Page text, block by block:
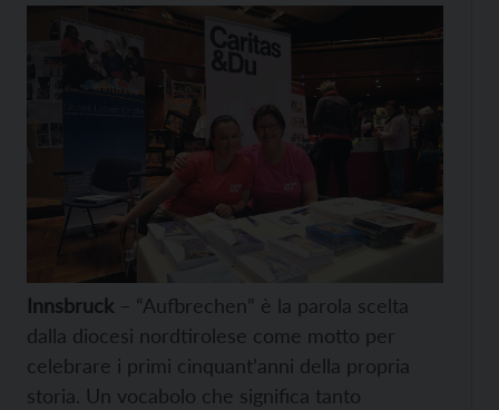
Innsbruck – “Aufbrechen” è la parola scelta
dalla diocesi nordtirolese come motto per
celebrare i primi cinquant’anni della propria
storia. Un vocabolo che significa tanto